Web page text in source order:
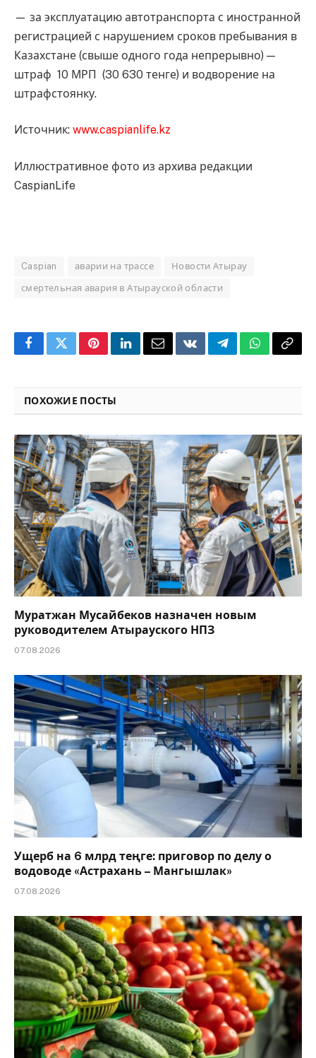
— за эксплуатацию автотранспорта с иностранной
регистрацией с нарушением сроков пребывания в
Казахстане (свыше одного года непрерывно) —
штраф 10 МРП (30 630 тенге) и водворение на
штрафстоянку.
Источник: www.caspianlife.kz
Иллюстративное фото из архива редакции
CaspianLife
Caspian аварии на трассе Новости Атырау
смертельная авария в Атырауской области
FacebookTwitterPinterestLinkedInEmailVKontakteTelegramWhatsApp
Copy
ПОХОЖИЕ ПОСТЫ
Муратжан Мусайбеков назначен новым
руководителем Атырауского НПЗ
07.08.2026
Ущерб на 6 млрд теңге: приговор по делу о
водоводе «Астрахань – Мангышлак»
07.08.2026